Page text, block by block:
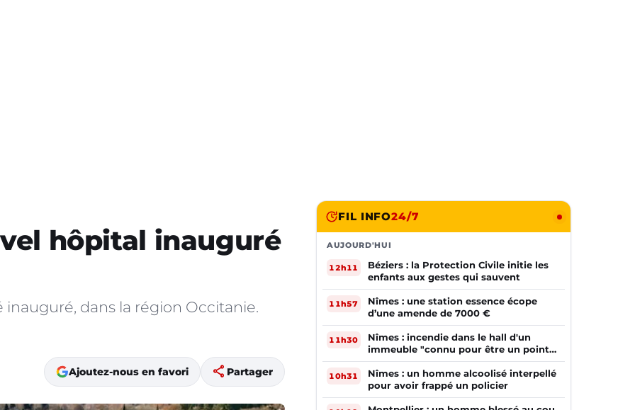
hôpital inauguré
dans la région Occitanie.
Ajoutez-nous en favori share Partager
FIL INFO24/7
AUJOURD'HUI
12h11
Béziers : la Protection Civile initie les
enfants aux gestes qui sauvent
11h57
Nîmes : une station essence écope
d’une amende de 7000 €
11h30
Nîmes : incendie dans le hall d'un
immeuble "connu pour être un point
de deal"
10h31
Nîmes : un homme alcoolisé interpellé
pour avoir frappé un policier